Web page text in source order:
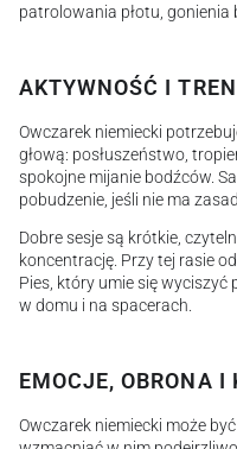
patrolowania płotu, gonienia
AKTYWNOŚĆ I
Owczarek niemiecki
głową: posłuszeństwo,
spokojne mijanie bodźców.
pobudzenie, jeśli nie ma
Dobre sesje są krótkie,
koncentrację. Przy tej rasie
Pies, który umie się wyciszyć
w domu i na spacerach.
EMOCJE, OBRONA I
Owczarek niemiecki może